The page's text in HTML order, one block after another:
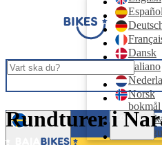
Español
Dansk
Italiano
Norsk
bokmål
Logga in
Rundturer i